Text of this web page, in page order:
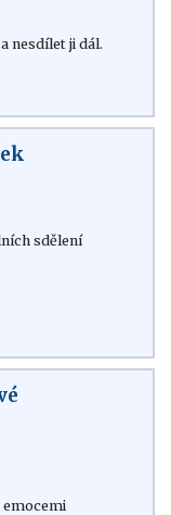
nesdílet ji dál.
sdělení
emocemi